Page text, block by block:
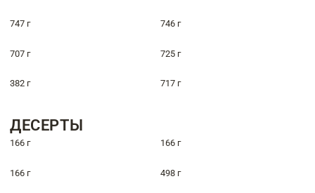
747 г 746 г
707 г 725 г
382 г 717 г
ДЕСЕРТЫ
166 г 166 г
166 г 498 г